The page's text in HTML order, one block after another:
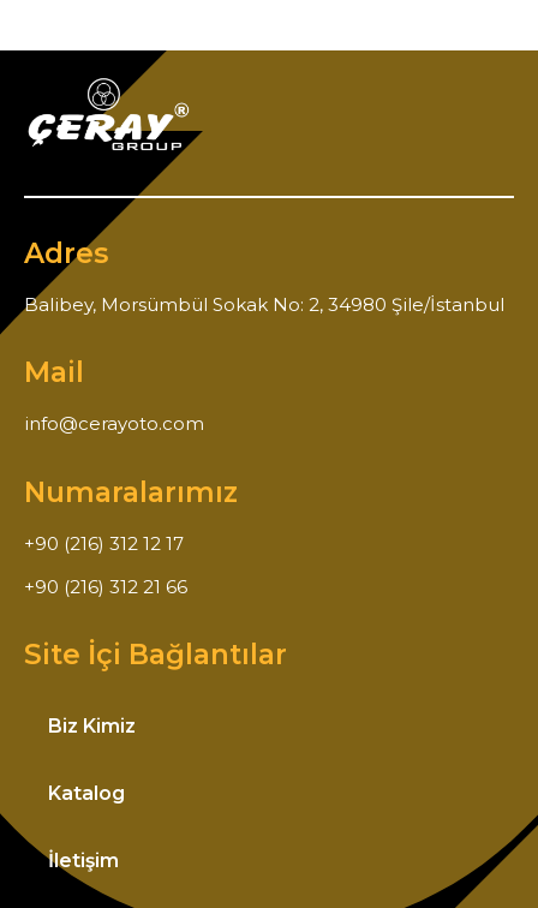
Adres
Balibey, Morsümbül Sokak No: 2, 34980 Şile/İstanbul
Mail
info@cerayoto.com
Numaralarımız
+90 (216) 312 12 17
+90 (216) 312 21 66
Site İçi Bağlantılar
Biz Kimiz
Katalog
İletişim